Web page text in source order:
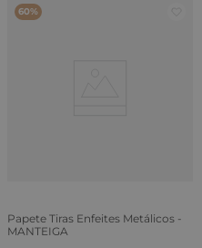
60%
Papete Tiras Enfeites Metálicos -
MANTEIGA